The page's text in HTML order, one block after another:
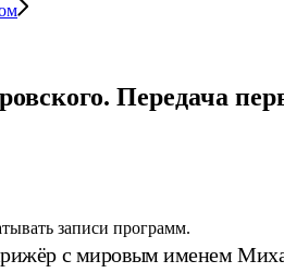
Передача
записи программ.
с мировым именем